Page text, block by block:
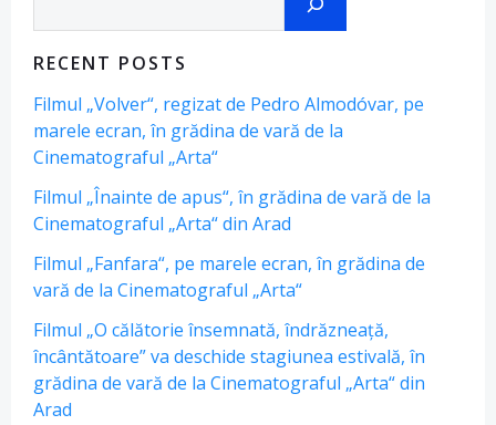
RECENT POSTS
Filmul „Volver“, regizat de Pedro Almodóvar, pe
marele ecran, în grădina de vară de la
Cinematograful „Arta“
Filmul „Înainte de apus“, în grădina de vară de la
Cinematograful „Arta“ din Arad
Filmul „Fanfara“, pe marele ecran, în grădina de
vară de la Cinematograful „Arta“
Filmul „O călătorie însemnată, îndrăzneață,
încântătoare” va deschide stagiunea estivală, în
grădina de vară de la Cinematograful „Arta“ din
Arad